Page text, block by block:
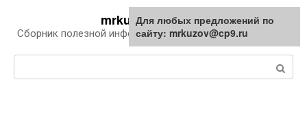
контенту
mrkuzov.ru
Сборник полезной информации про автомобили
Для любых предложений по
сайту: mrkuzov@cp9.ru
Для любых предложений по
сайту: mrkuzov@cp9.ru